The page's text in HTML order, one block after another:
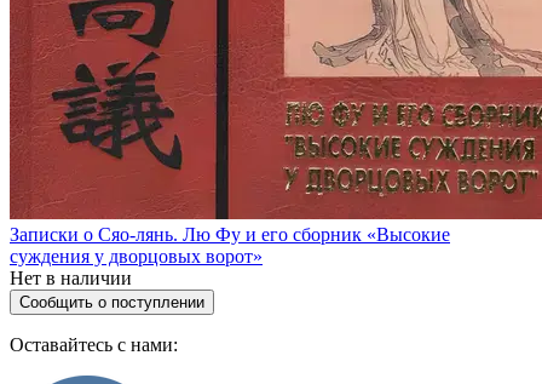
Записки о Сяо-лянь. Лю Фу и его сборник «Высокие
суждения у дворцовых ворот»
Нет в наличии
Сообщить о поступлении
Оставайтесь с нами: